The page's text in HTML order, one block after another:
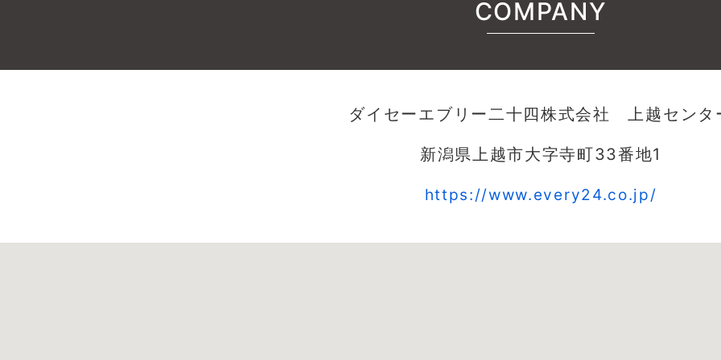
COMPANY
ダイセーエブリー二十四株式会社 上越センタ
新潟県上越市大字寺町33番地1
https://www.every24.co.jp/